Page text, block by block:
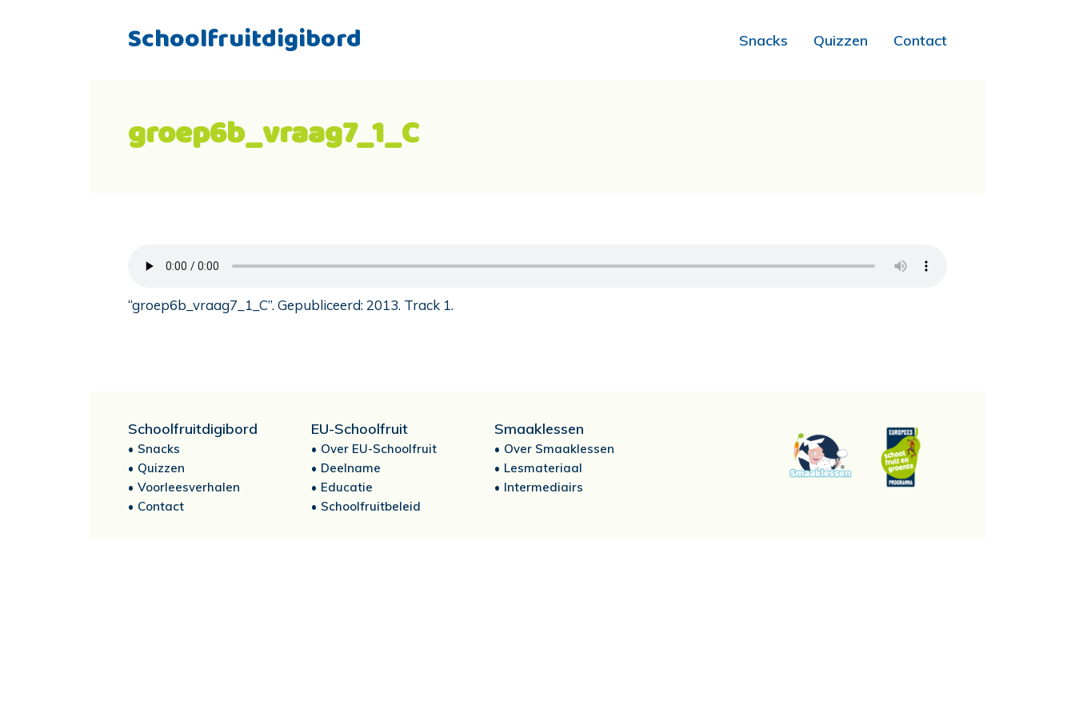
Schoolfruitdigibord Snacks Quizzen Contact
groep6b_vraag7_1_C
“groep6b_vraag7_1_C”. Gepubliceerd: 2013. Track 1.
Schoolfruitdigibord
Snacks
Quizzen
Voorleesverhalen
Contact
EU-Schoolfruit
Over EU-Schoolfruit
Deelname
Educatie
Schoolfruitbeleid
Smaaklessen
Over Smaaklessen
Lesmateriaal
Intermediairs